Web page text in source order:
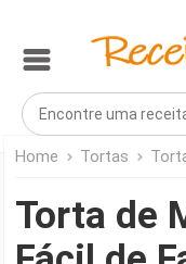
Home Tortas
Torta de